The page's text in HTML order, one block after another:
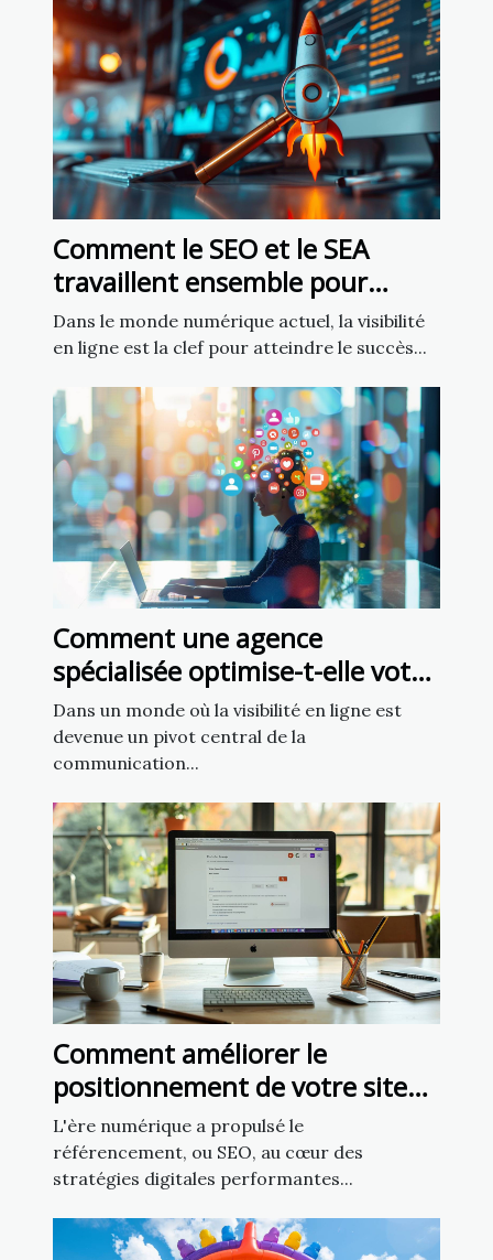
Comment le SEO et le SEA
travaillent ensemble pour
améliorer la visibilité
Dans le monde numérique actuel, la visibilité
en ligne est la clef pour atteindre le succès...
Comment une agence
spécialisée optimise-t-elle votre
présence sur les réseaux
sociaux ?
Dans un monde où la visibilité en ligne est
devenue un pivot central de la
communication...
Comment améliorer le
positionnement de votre site
grâce aux techniques SEO
avancées
L'ère numérique a propulsé le
référencement, ou SEO, au cœur des
stratégies digitales performantes...